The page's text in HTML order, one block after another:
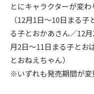
とにキャラクターが変わ
（12月1日～10日まる
る子とおかあさん／12
月2日～11日まる子とお
とおねえちゃん）
※いずれも発売期間が変